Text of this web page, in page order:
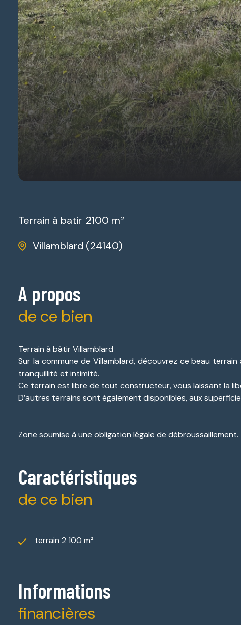
Terrain à batir 2100 m²
Villamblard (24140)
A propos
de ce bien
Terrain à bâtir Villamblard
Sur la commune de Villamblard, découvrez ce beau
tranquillité et intimité.
Ce terrain est libre de tout constructeur, vous laissant la
D’autres terrains sont également disponibles, aux
Zone soumise à une obligation légale de débroussaillement.
Caractéristiques
de ce bien
terrain 2 100 m²
Informations
financières